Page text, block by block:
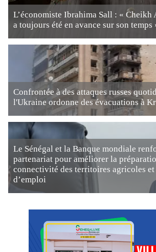
L’économiste Ibrahima Sall : « Cheikh
a toujours été en avance sur son temps
Confrontée à des attaques russes
l'Ukraine ordonne des évacuations à
Le Sénégal et la Banque mondiale
partenariat pour améliorer la
connectivité des territoires agricoles et
d’emploi